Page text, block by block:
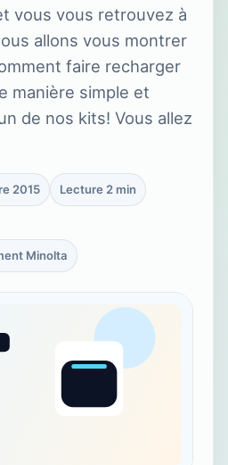
vous vous retrouvez à
allons vous montrer
faire recharger
manière simple et
de nos kits! Vous allez
2015 Lecture 2 min
Minolta